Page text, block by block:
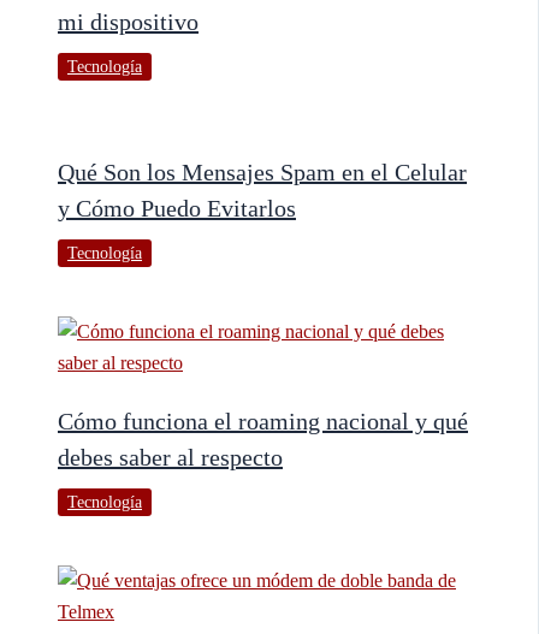
mi dispositivo
Tecnología
Qué Son los Mensajes Spam en el Celular
y Cómo Puedo Evitarlos
Tecnología
Cómo funciona el roaming nacional y qué
debes saber al respecto
Tecnología